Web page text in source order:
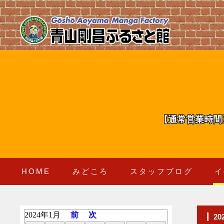
【通常営業
HOME みどころ スタッフブログ